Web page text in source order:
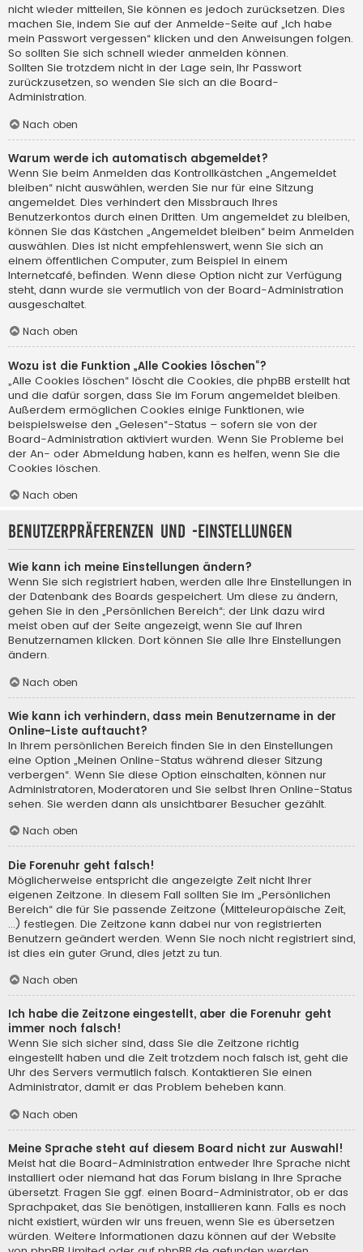
nicht wieder mitteilen, Sie können es jedoch zurücksetzen. Dies
machen Sie, indem Sie auf der Anmelde-Seite auf „Ich habe
mein Passwort vergessen“ klicken und den Anweisungen folgen.
So sollten Sie sich schnell wieder anmelden können.
Sollten Sie trotzdem nicht in der Lage sein, Ihr Passwort
zurückzusetzen, so wenden Sie sich an die Board-
Administration.
Nach oben
Warum werde ich automatisch abgemeldet?
Wenn Sie beim Anmelden das Kontrollkästchen „Angemeldet
bleiben“ nicht auswählen, werden Sie nur für eine Sitzung
angemeldet. Dies verhindert den Missbrauch Ihres
Benutzerkontos durch einen Dritten. Um angemeldet zu bleiben,
können Sie das Kästchen „Angemeldet bleiben“ beim Anmelden
auswählen. Dies ist nicht empfehlenswert, wenn Sie sich an
einem öffentlichen Computer, zum Beispiel in einem
Internetcafé, befinden. Wenn diese Option nicht zur Verfügung
steht, dann wurde sie vermutlich von der Board-Administration
ausgeschaltet.
Nach oben
Wozu ist die Funktion „Alle Cookies löschen“?
„Alle Cookies löschen“ löscht die Cookies, die phpBB erstellt hat
und die dafür sorgen, dass Sie im Forum angemeldet bleiben.
Außerdem ermöglichen Cookies einige Funktionen, wie
beispielsweise den „Gelesen“-Status – sofern sie von der
Board-Administration aktiviert wurden. Wenn Sie Probleme bei
der An- oder Abmeldung haben, kann es helfen, wenn Sie die
Cookies löschen.
Nach oben
Benutzerpräferenzen und -einstellungen
Wie kann ich meine Einstellungen ändern?
Wenn Sie sich registriert haben, werden alle Ihre Einstellungen in
der Datenbank des Boards gespeichert. Um diese zu ändern,
gehen Sie in den „Persönlichen Bereich“; der Link dazu wird
meist oben auf der Seite angezeigt, wenn Sie auf Ihren
Benutzernamen klicken. Dort können Sie alle Ihre Einstellungen
ändern.
Nach oben
Wie kann ich verhindern, dass mein Benutzername in der
Online-Liste auftaucht?
In Ihrem persönlichen Bereich finden Sie in den Einstellungen
eine Option „Meinen Online-Status während dieser Sitzung
verbergen“. Wenn Sie diese Option einschalten, können nur
Administratoren, Moderatoren und Sie selbst Ihren Online-Status
sehen. Sie werden dann als unsichtbarer Besucher gezählt.
Nach oben
Die Forenuhr geht falsch!
Möglicherweise entspricht die angezeigte Zeit nicht Ihrer
eigenen Zeitzone. In diesem Fall sollten Sie im „Persönlichen
Bereich“ die für Sie passende Zeitzone (Mitteleuropäische Zeit,
...) festlegen. Die Zeitzone kann dabei nur von registrierten
Benutzern geändert werden. Wenn Sie noch nicht registriert sind,
ist dies ein guter Grund, dies jetzt zu tun.
Nach oben
Ich habe die Zeitzone eingestellt, aber die Forenuhr geht
immer noch falsch!
Wenn Sie sich sicher sind, dass Sie die Zeitzone richtig
eingestellt haben und die Zeit trotzdem noch falsch ist, geht die
Uhr des Servers vermutlich falsch. Kontaktieren Sie einen
Administrator, damit er das Problem beheben kann.
Nach oben
Meine Sprache steht auf diesem Board nicht zur Auswahl!
Meist hat die Board-Administration entweder Ihre Sprache nicht
installiert oder niemand hat das Forum bislang in Ihre Sprache
übersetzt. Fragen Sie ggf. einen Board-Administrator, ob er das
Sprachpaket, das Sie benötigen, installieren kann. Falls es noch
nicht existiert, würden wir uns freuen, wenn Sie es übersetzen
würden. Weitere Informationen dazu können auf der Website